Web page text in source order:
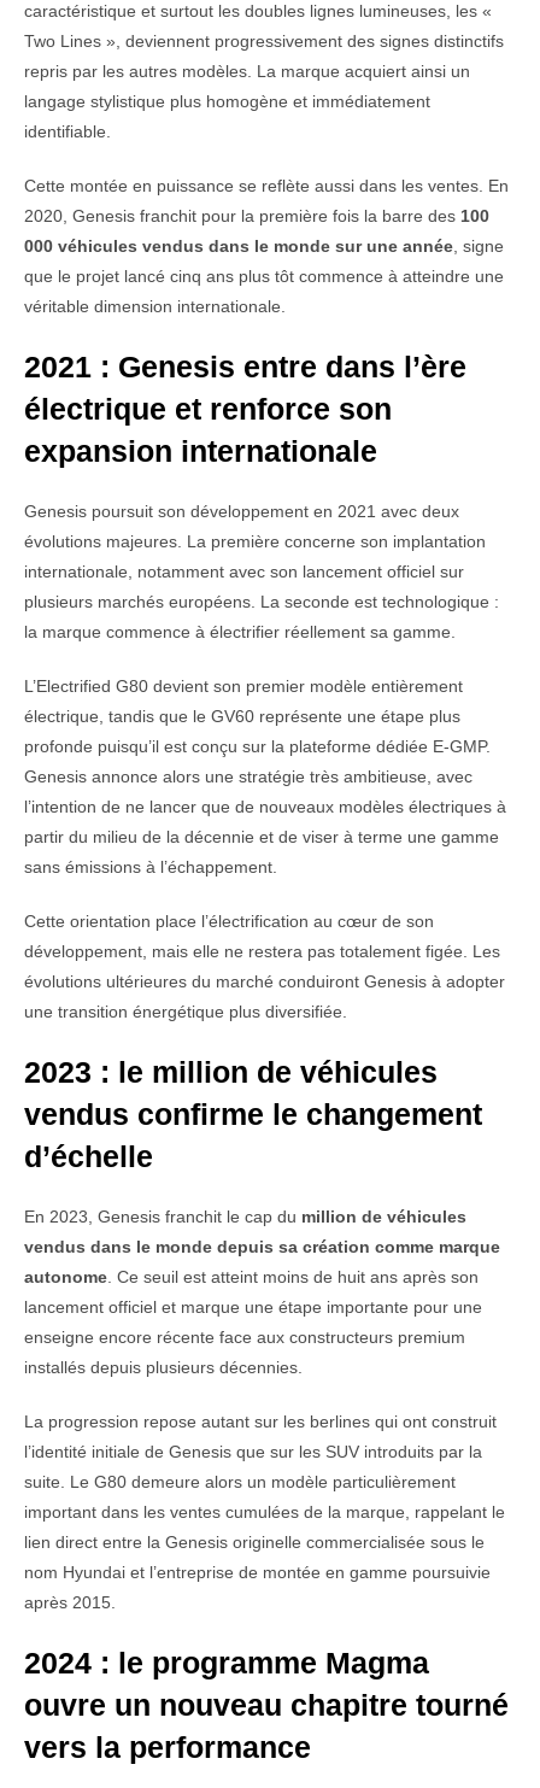
caractéristique et surtout les doubles lignes lumineuses, les «
Two Lines », deviennent progressivement des signes distinctifs
repris par les autres modèles. La marque acquiert ainsi un
langage stylistique plus homogène et immédiatement
identifiable.
Cette montée en puissance se reflète aussi dans les ventes. En
2020, Genesis franchit pour la première fois la barre des 100
000 véhicules vendus dans le monde sur une année, signe
que le projet lancé cinq ans plus tôt commence à atteindre une
véritable dimension internationale.
2021 : Genesis entre dans l’ère
électrique et renforce son
expansion internationale
Genesis poursuit son développement en 2021 avec deux
évolutions majeures. La première concerne son implantation
internationale, notamment avec son lancement officiel sur
plusieurs marchés européens. La seconde est technologique :
la marque commence à électrifier réellement sa gamme.
L’Electrified G80 devient son premier modèle entièrement
électrique, tandis que le GV60 représente une étape plus
profonde puisqu’il est conçu sur la plateforme dédiée E-GMP.
Genesis annonce alors une stratégie très ambitieuse, avec
l’intention de ne lancer que de nouveaux modèles électriques à
partir du milieu de la décennie et de viser à terme une gamme
sans émissions à l’échappement.
Cette orientation place l’électrification au cœur de son
développement, mais elle ne restera pas totalement figée. Les
évolutions ultérieures du marché conduiront Genesis à adopter
une transition énergétique plus diversifiée.
2023 : le million de véhicules
vendus confirme le changement
d’échelle
En 2023, Genesis franchit le cap du million de véhicules
vendus dans le monde depuis sa création comme marque
autonome. Ce seuil est atteint moins de huit ans après son
lancement officiel et marque une étape importante pour une
enseigne encore récente face aux constructeurs premium
installés depuis plusieurs décennies.
La progression repose autant sur les berlines qui ont construit
l’identité initiale de Genesis que sur les SUV introduits par la
suite. Le G80 demeure alors un modèle particulièrement
important dans les ventes cumulées de la marque, rappelant le
lien direct entre la Genesis originelle commercialisée sous le
nom Hyundai et l’entreprise de montée en gamme poursuivie
après 2015.
2024 : le programme Magma
ouvre un nouveau chapitre tourné
vers la performance